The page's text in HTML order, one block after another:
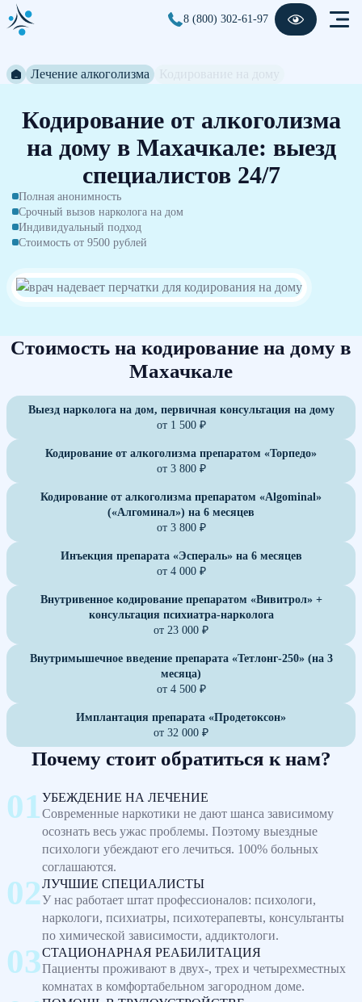
8 (800) 302-61-97
Лечение алкоголизма
Кодирование от алкоголизма
на дому в Махачкале: выезд
специалистов 24/7
Полная анонимность
Срочный вызов нарколога на дом
Индивидуальный подход
Стоимость от 9500 рублей
Стоимость на кодирование на дому в
Махачкале
Выезд нарколога на дом, первичная консультация на дому
от 1 500 ₽
Кодирование от алкоголизма препаратом «Торпедо»
от 3 800 ₽
Кодирование от алкоголизма препаратом «Algominal»
(«Алгоминал») на 6 месяцев
от 3 800 ₽
Инъекция препарата «Эспераль» на 6 месяцев
от 4 000 ₽
Внутривенное кодирование препаратом «Вивитрол» +
консультация психиатра-нарколога
от 23 000 ₽
Внутримышечное введение препарата «Тетлонг-250» (на 3
месяца)
от 4 500 ₽
Имплантация препарата «Продетоксон»
от 32 000 ₽
Почему стоит обратиться к нам?
УБЕЖДЕНИЕ НА ЛЕЧЕНИЕ
Современные наркотики не дают шанса зависимому
осознать весь ужас проблемы. Поэтому выездные
психологи убеждают его лечиться. 100% больных
соглашаются.
ЛУЧШИЕ СПЕЦИАЛИСТЫ
У нас работает штат профессионалов: психологи,
наркологи, психиатры, психотерапевты, консультанты
по химической зависимости, аддиктологи.
СТАЦИОНАРНАЯ РЕАБИЛИТАЦИЯ
Пациенты проживают в двух-, трех и четырехместных
комнатах в комфортабельном загородном доме.